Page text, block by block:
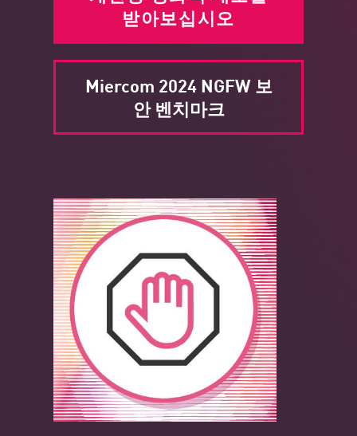
받아보십시오
Miercom 2024 NGFW 보
안 벤치마크